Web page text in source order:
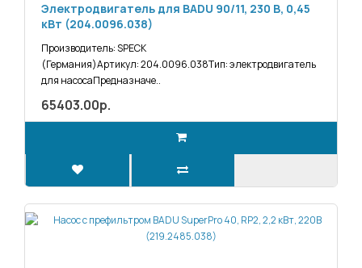
Электродвигатель для BADU 90/11, 230 В, 0,45
кВт (204.0096.038)
Производитель: SPECK
(Германия)Артикул: 204.0096.038Тип: электродвигатель
для насосаПредназначе..
65403.00р.